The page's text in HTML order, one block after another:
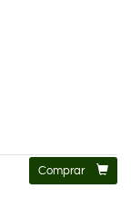
Comprar